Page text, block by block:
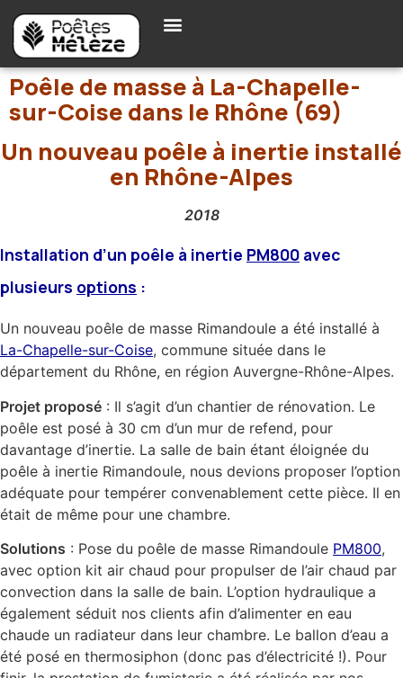
Poêle de masse à La-Chapelle-
sur-Coise dans le Rhône (69)
Un nouveau poêle à inertie installé
en Rhône-Alpes
2018
Installation d’un poêle à inertie PM800 avec
plusieurs options :
Un nouveau poêle de masse Rimandoule a été installé à
La-Chapelle-sur-Coise, commune située dans le
département du Rhône, en région Auvergne-Rhône-Alpes.
Projet proposé : Il s’agit d’un chantier de rénovation. Le
poêle est posé à 30 cm d’un mur de refend, pour
davantage d’inertie. La salle de bain étant éloignée du
poêle à inertie Rimandoule, nous devions proposer l’option
adéquate pour tempérer convenablement cette pièce. Il en
était de même pour une chambre.
Solutions : Pose du poêle de masse Rimandoule PM800,
avec option kit air chaud pour propulser de l’air chaud par
convection dans la salle de bain. L’option hydraulique a
également séduit nos clients afin d’alimenter en eau
chaude un radiateur dans leur chambre. Le ballon d’eau a
été posé en thermosiphon (donc pas d’électricité !). Pour